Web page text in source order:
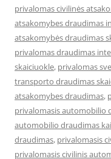
privalomas civilinės
atsakomybes draudimas
atsakomybės draudimas
privalomas draudimas
skaiciuokle, privalomas
transporto draudimas
atsakomybes draudimas,
privalomasis automobilio
automobilio draudimas
draudimas, privalomasis
privalomasis civilinis